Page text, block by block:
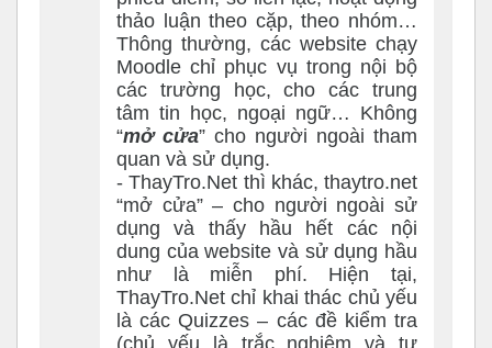
thảo luận theo cặp, theo nhóm…
Thông thường, các website chạy
Moodle chỉ phục vụ trong nội bộ
các trường học, cho các trung
tâm tin học, ngoại ngữ… Không
“mở cửa” cho người ngoài tham
quan và sử dụng.
- ThayTro.Net thì khác, thaytro.net
“mở cửa” – cho người ngoài sử
dụng và thấy hầu hết các nội
dung của website và sử dụng hầu
như là miễn phí. Hiện tại,
ThayTro.Net chỉ khai thác chủ yếu
là các Quizzes – các đề kiểm tra
(chủ yếu là trắc nghiệm và tự